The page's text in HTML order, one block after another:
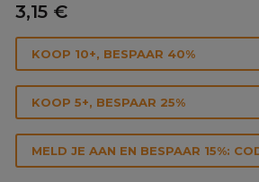
3,15 €
KOOP 10+, BESPAAR 40%
KOOP 5+, BESPAAR 25%
MELD JE AAN EN BESPAAR 15%: